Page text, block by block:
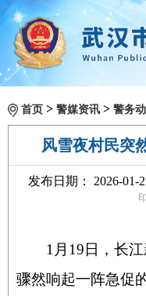
首页 > 警媒资讯 > 警务
风雪夜村民突
发布日期： 2026-01-
1月 19 日，长
骤然响起一阵急